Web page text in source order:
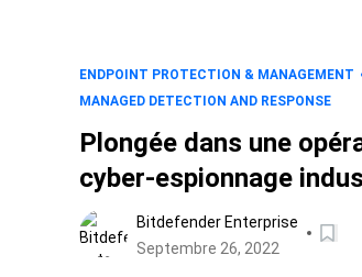
ENDPOINT PROTECTION & MANAGEMENT
MANAGED DETECTION AND RESPONSE
Plongée dans une
cyber-espionnage
Bitdefender Enterprise
Septembre 26, 2022